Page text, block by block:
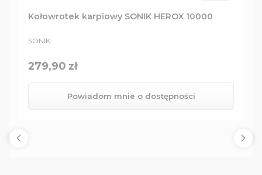
Kołowrotek karpiowy SONIK HEROX 10000
PRODUCENT
SONIK
Cena
279,90 zł
Powiadom mnie o dostępności